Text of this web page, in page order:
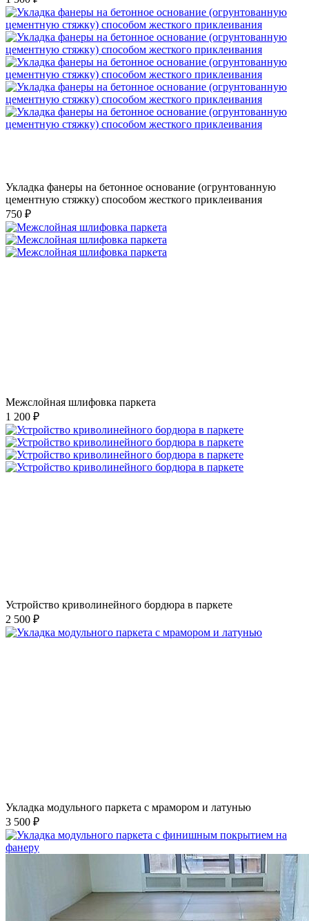
Укладка фанеры на бетонное основание (огрунтованную
цементную стяжку) способом жесткого приклеивания
750 ₽
Межслойная шлифовка паркета
1 200 ₽
Устройство криволинейного бордюра в паркете
2 500 ₽
Укладка модульного паркета с мрамором и латунью
3 500 ₽